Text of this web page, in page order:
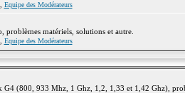
Equipe des Modérateurs
problèmes matériels, solutions et autre.
Equipe des Modérateurs
G4 (800, 933 Mhz, 1 Ghz, 1,2, 1,33 et 1,42 Ghz),